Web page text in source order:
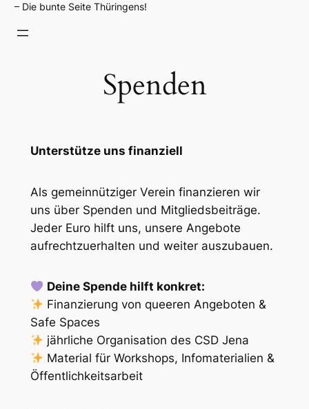
– Die bunte Seite Thüringens!
Spenden
Unterstütze uns finanziell
Als gemeinnütziger Verein finanzieren wir
uns über Spenden und Mitgliedsbeiträge.
Jeder Euro hilft uns, unsere Angebote
aufrechtzuerhalten und weiter auszubauen.
Deine Spende hilft konkret:
Finanzierung von queeren Angeboten &
Safe Spaces
jährliche Organisation des CSD Jena
Material für Workshops, Infomaterialien &
Öffentlichkeitsarbeit